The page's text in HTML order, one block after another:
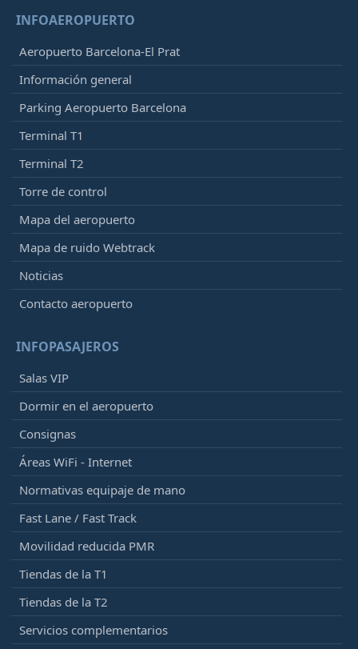
INFOAEROPUERTO
Aeropuerto Barcelona-El Prat
Información general
Parking Aeropuerto Barcelona
Terminal T1
Terminal T2
Torre de control
Mapa del aeropuerto
Mapa de ruido Webtrack
Noticias
Contacto aeropuerto
INFOPASAJEROS
Salas VIP
Dormir en el aeropuerto
Consignas
Áreas WiFi - Internet
Normativas equipaje de mano
Fast Lane / Fast Track
Movilidad reducida PMR
Tiendas de la T1
Tiendas de la T2
Servicios complementarios